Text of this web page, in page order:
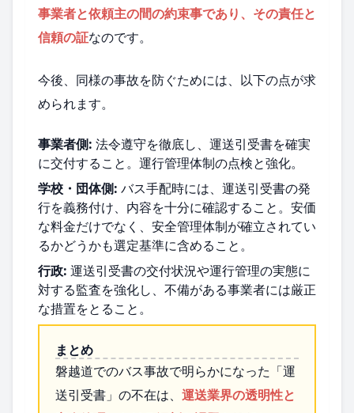
事業者と依頼主の間の約束事であり、その責任と
信頼の証なのです。
今後、同様の事故を防ぐためには、以下の点が求
められます。
事業者側: 法令遵守を徹底し、運送引受書を確実
に交付すること。運行管理体制の点検と強化。
学校・団体側: バス手配時には、運送引受書の発
行を義務付け、内容を十分に確認すること。安価
な料金だけでなく、安全管理体制が確立されてい
るかどうかも選定基準に含めること。
行政: 運送引受書の交付状況や運行管理の実態に
対する監査を強化し、不備がある事業者には厳正
な措置をとること。
まとめ
磐越道でのバス事故で明らかになった「運
送引受書」の不在は、 運送業界の透明性と